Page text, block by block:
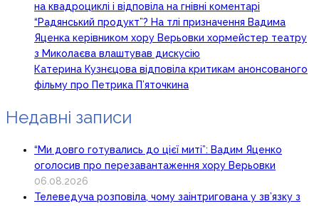
на квадроциклі і відповіла на гнівні коментарі
“Радянський продукт”? На тлі призначення Вадима
Яценка керівником хору Верьовки хормейстер театру
з Миколаєва влаштував дискусію
Катерина Кузнєцова відповіла критикам анонсованого
фільму про Петрика П’яточкина
Недавні записи
“Ми довго готувались до цієї миті”: Вадим Яценко
оголосив про перезавантаження хору Верьовки
06.08.2026
Телеведуча розповіла, чому заінтригована у зв’язку з